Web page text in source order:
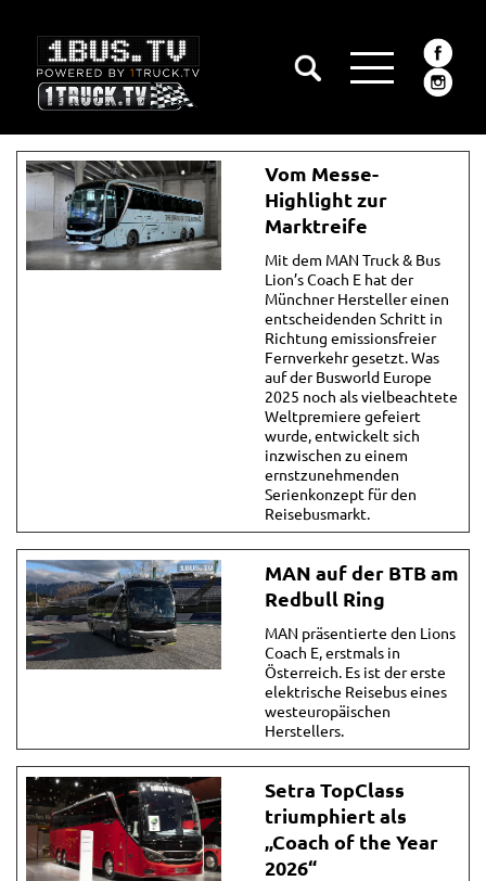
Vom Messe-
Highlight zur
Marktreife
Mit dem MAN Truck & Bus
Lion’s Coach E hat der
Münchner Hersteller einen
entscheidenden Schritt in
Richtung emissionsfreier
Fernverkehr gesetzt. Was
auf der Busworld Europe
2025 noch als vielbeachtete
Weltpremiere gefeiert
wurde, entwickelt sich
inzwischen zu einem
ernstzunehmenden
Serienkonzept für den
Reisebusmarkt.
MAN auf der BTB am
Redbull Ring
MAN präsentierte den Lions
Coach E, erstmals in
Österreich. Es ist der erste
elektrische Reisebus eines
westeuropäischen
Herstellers.
Setra TopClass
triumphiert als
„Coach of the Year
2026“